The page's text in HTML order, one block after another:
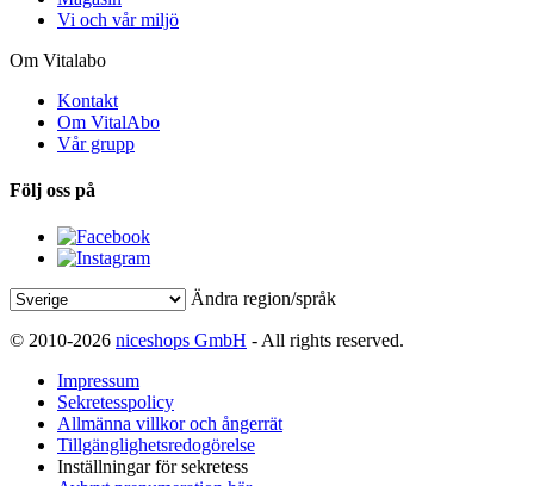
Vi och vår miljö
Om Vitalabo
Kontakt
Om VitalAbo
Vår grupp
Följ oss på
Ändra region/språk
© 2010-2026 niceshops GmbH - All rights reserved.
Impressum
Sekretesspolicy
Allmänna villkor och ångerrät
Tillgänglighetsredogörelse
Inställningar för sekretess